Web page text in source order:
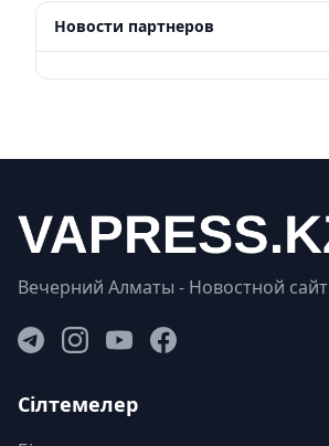
Новости партнеров
Вечерний Алматы - Новостной сайт
Сілтемелер